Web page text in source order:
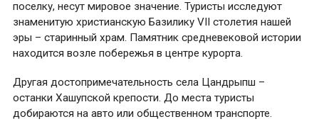
поселку, несут мировое значение. Туристы исследуют
знаменитую христианскую Базилику VII столетия нашей
эры – старинный храм. Памятник средневековой истории
находится возле побережья в центре курорта.
Другая достопримечательность села Цандрыпш –
останки Хашупской крепости. До места туристы
добираются на авто или общественном транспорте.